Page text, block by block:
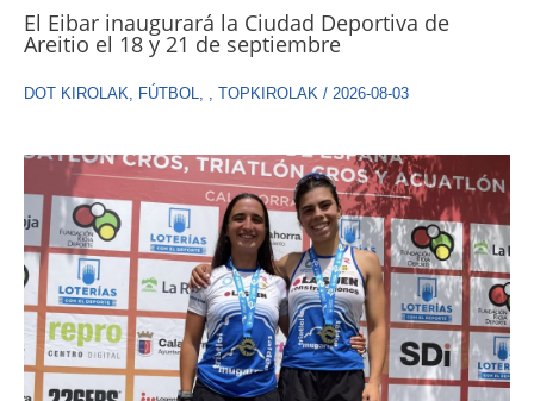
El Eibar inaugurará la Ciudad Deportiva de
Areitio el 18 y 21 de septiembre
DOT KIROLAK, FÚTBOL, , TOPKIROLAK / 2026-08-03